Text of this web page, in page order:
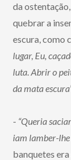
da
quebrar a
escura, como
lugar, Eu,
luta. Abrir o
da mata escura
- “Queria
iam lamber-lhe
banquetes